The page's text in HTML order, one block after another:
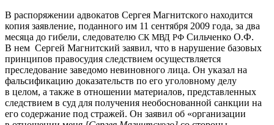
В распоряжении адвокатов Сергея Магнитского находится
копия заявление, поданного им 11 сентября 2009 года, за два
месяца до гибели, следователю СК МВД РФ Сильченко О.Ф.
В нем Сергей Магнитский заявил, что в нарушение базовых
принципов правосудия следствием осуществляется
преследование заведомо невиновного лица. Он указал на
фальсификацию доказательств по его уголовному делу
в целом, а также в отношении материалов, представленных
следствием в суд для получения необоснованной санкции на
его содержание под стражей. Он заявил об «организации